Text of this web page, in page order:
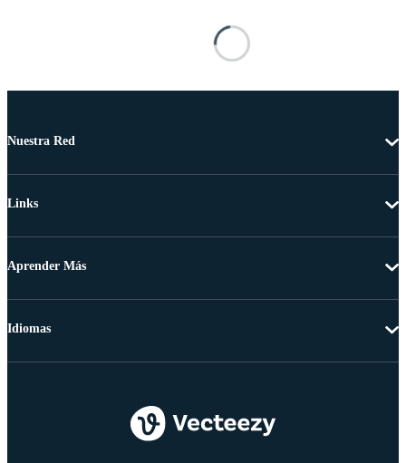
Nuestra Red
Links
Aprender Más
Idiomas